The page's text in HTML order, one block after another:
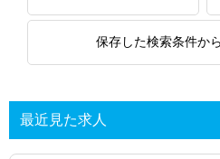
保存した検索条件か
最近見た求人